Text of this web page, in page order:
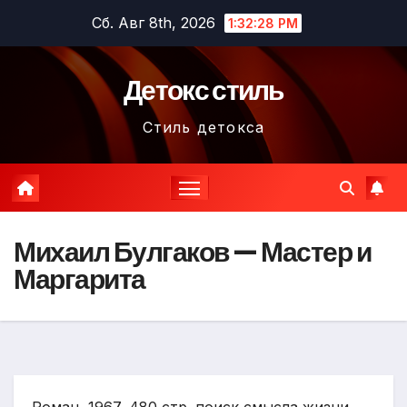
содержимому
Сб. Авг 8th, 2026 1:32:29 PM
Детокс стиль
Стиль детокса
Михаил Булгаков — Мастер и
Маргарита